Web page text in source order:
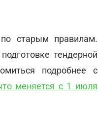
старым правилам.
тендерной
подробнее с
меняется с 1 июля